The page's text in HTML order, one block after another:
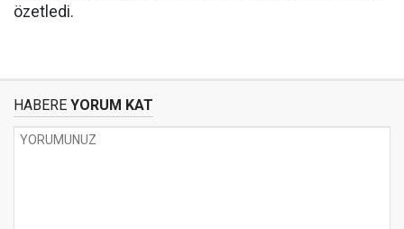
özetledi.
HABERE YORUM KAT